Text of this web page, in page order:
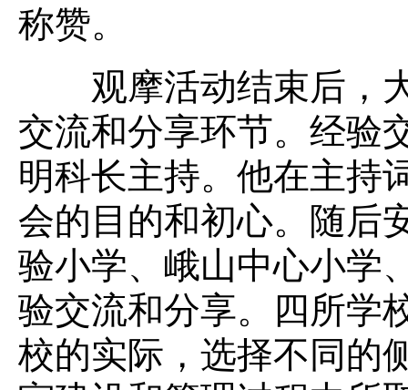
称赞。
观摩活动结束后，大
交流和分享环节。经验
明科长主持。他在主持
会的目的和初心。随后
验小学、峨山中心小学
验交流和分享。四所学
校的实际，选择不同的